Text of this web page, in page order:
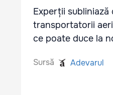
Experții
transportatorii
ce poate duce la
Sursă Adevarul